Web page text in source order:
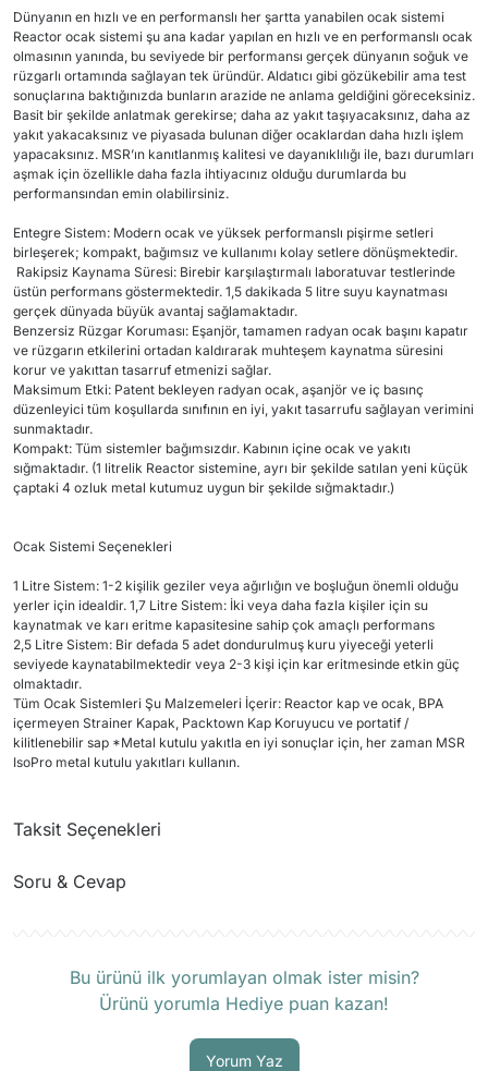
Dünyanın en hızlı ve en performanslı her şartta yanabilen ocak sistemi
Reactor ocak sistemi şu ana kadar yapılan en hızlı ve en performanslı ocak
olmasının yanında, bu seviyede bir performansı gerçek dünyanın soğuk ve
rüzgarlı ortamında sağlayan tek üründür. Aldatıcı gibi gözükebilir ama test
sonuçlarına baktığınızda bunların arazide ne anlama geldiğini göreceksiniz.
Basit bir şekilde anlatmak gerekirse; daha az yakıt taşıyacaksınız, daha az
yakıt yakacaksınız ve piyasada bulunan diğer ocaklardan daha hızlı işlem
yapacaksınız. MSR’ın kanıtlanmış kalitesi ve dayanıklılığı ile, bazı durumları
aşmak için özellikle daha fazla ihtiyacınız olduğu durumlarda bu
performansından emin olabilirsiniz.
Entegre Sistem: Modern ocak ve yüksek performanslı pişirme setleri
birleşerek; kompakt, bağımsız ve kullanımı kolay setlere dönüşmektedir.
Rakipsiz Kaynama Süresi: Birebir karşılaştırmalı laboratuvar testlerinde
üstün performans göstermektedir. 1,5 dakikada 5 litre suyu kaynatması
gerçek dünyada büyük avantaj sağlamaktadır.
Benzersiz Rüzgar Koruması: Eşanjör, tamamen radyan ocak başını kapatır
ve rüzgarın etkilerini ortadan kaldırarak muhteşem kaynatma süresini
korur ve yakıttan tasarruf etmenizi sağlar.
Maksimum Etki: Patent bekleyen radyan ocak, aşanjör ve iç basınç
düzenleyici tüm koşullarda sınıfının en iyi, yakıt tasarrufu sağlayan verimini
sunmaktadır.
Kompakt: Tüm sistemler bağımsızdır. Kabının içine ocak ve yakıtı
sığmaktadır. (1 litrelik Reactor sistemine, ayrı bir şekilde satılan yeni küçük
çaptaki 4 ozluk metal kutumuz uygun bir şekilde sığmaktadır.)
Ocak Sistemi Seçenekleri
1 Litre Sistem: 1-2 kişilik geziler veya ağırlığın ve boşluğun önemli olduğu
yerler için idealdir. 1,7 Litre Sistem: İki veya daha fazla kişiler için su
kaynatmak ve karı eritme kapasitesine sahip çok amaçlı performans
2,5 Litre Sistem: Bir defada 5 adet dondurulmuş kuru yiyeceği yeterli
seviyede kaynatabilmektedir veya 2-3 kişi için kar eritmesinde etkin güç
olmaktadır.
Tüm Ocak Sistemleri Şu Malzemeleri İçerir: Reactor kap ve ocak, BPA
içermeyen Strainer Kapak, Packtown Kap Koruyucu ve portatif /
kilitlenebilir sap *Metal kutulu yakıtla en iyi sonuçlar için, her zaman MSR
IsoPro metal kutulu yakıtları kullanın.
Taksit Seçenekleri
Soru & Cevap
Bu ürünü ilk yorumlayan olmak ister misin?
Ürünü yorumla Hediye puan kazan!
Yorum Yaz